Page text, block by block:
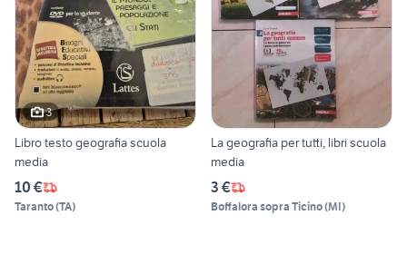
3
Libro testo geografia scuola
media
10 €
Taranto(TA)
La geografia per tutti, libri scuola
media
3 €
Boffalora sopra Ticino(MI)